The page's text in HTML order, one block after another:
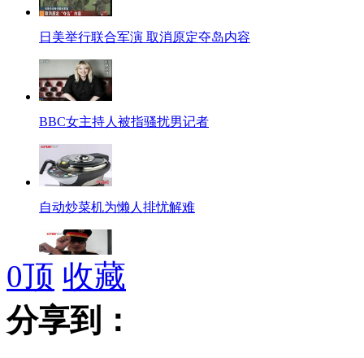
日美举行联合军演 取消原定夺岛内容
BBC女主持人被指骚扰男记者
自动炒菜机为懒人排忧解难
江南style受追捧 有人喜有人忧
0顶 收藏
分享到：